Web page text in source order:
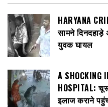
HARYANA
सामने दिनदहाड़े
युवक घायल
A SHOCKING
HOSPITAL:
इलाज कराने